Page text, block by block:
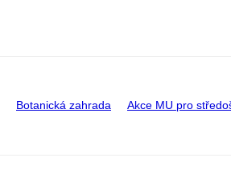
Botanická zahrada Akce MU pro